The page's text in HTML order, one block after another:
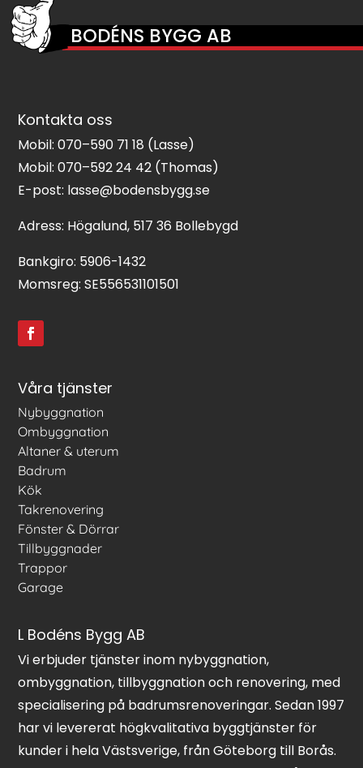
BODÉNS BYGG AB
Kontakta oss
Mobil:070–590 71 18 (Lasse)
Mobil:070–592 24 42 (Thomas)
E-post: lasse@bodensbygg.se
Adress: Högalund, 517 36 Bollebygd
Bankgiro: 5906-1432
Momsreg: SE556531101501
Våra tjänster
Nybyggnation
Ombyggnation
Altaner & uterum
Badrum
Kök
Takrenovering
Fönster & Dörrar
Tillbyggnader
Trappor
Garage
L Bodéns Bygg AB
Vi erbjuder tjänster inom nybyggnation,
ombyggnation, tillbyggnation och renovering, med
specialisering på badrumsrenoveringar. Sedan 1997
har vi levererat högkvalitativa byggtjänster för
kunder i hela Västsverige, från Göteborg till Borås.